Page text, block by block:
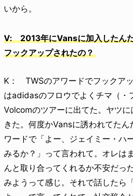
いから。
V: 2013年にVansに加入したん
フックアップされたの？
K： TWSのアワードでフックア
はadidasのフロウでよくチマ（・
Volcomのツアーに出てた。ヤツに
きた。何度かVansに誘われてたん
ワードで「よー、ジェイミー・ハ
みるか？」って言われて。オレは
んと取り合ってくれるか不安だっ
みようって感じ。それで話したら